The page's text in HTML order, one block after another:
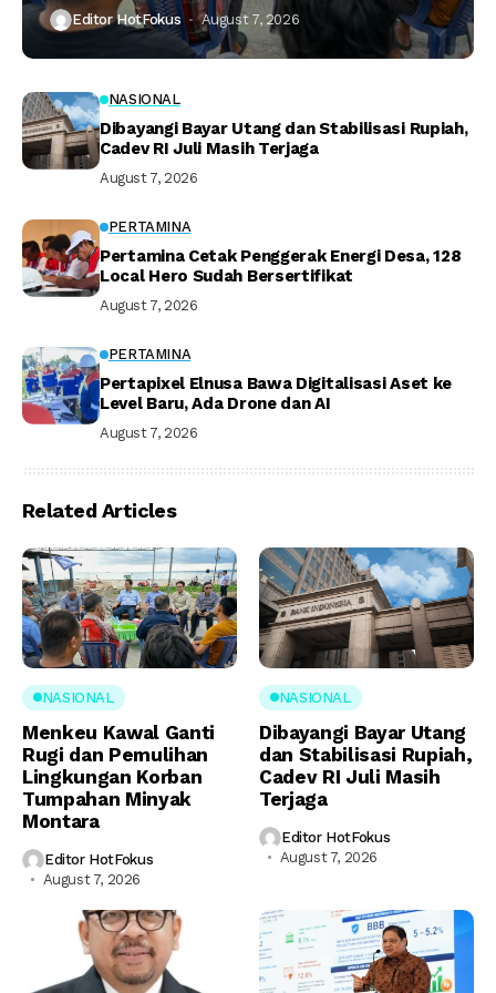
Editor HotFokus August 7, 2026
NASIONAL
Dibayangi Bayar Utang dan Stabilisasi Rupiah,
Cadev RI Juli Masih Terjaga
August 7, 2026
PERTAMINA
Pertamina Cetak Penggerak Energi Desa, 128
Local Hero Sudah Bersertifikat
August 7, 2026
PERTAMINA
Pertapixel Elnusa Bawa Digitalisasi Aset ke
Level Baru, Ada Drone dan AI
August 7, 2026
Related Articles
NASIONAL
Menkeu Kawal Ganti
Rugi dan Pemulihan
Lingkungan Korban
Tumpahan Minyak
Montara
Editor HotFokus
August 7, 2026
NASIONAL
Dibayangi Bayar Utang
dan Stabilisasi Rupiah,
Cadev RI Juli Masih
Terjaga
Editor HotFokus
August 7, 2026